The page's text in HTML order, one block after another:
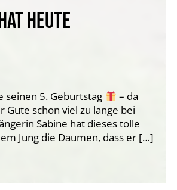
HEUTE
seinen 5. Geburtstag
– da
Gute schon viel zu lange bei
Sabine hat dieses tolle
Jung die Daumen, dass er […]